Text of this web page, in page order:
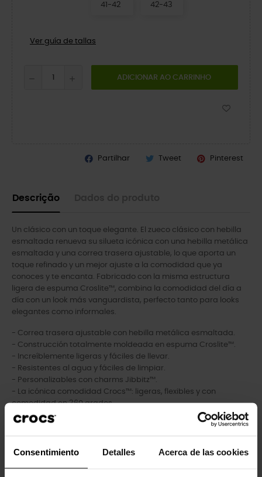
Consentimiento Detalles Acerca de las cookies
41-42 42-43
Ver guía de tallas
ADICIONAR AO CARRINHO
Partilhar Tweet Pinterest
Descrição
Un clásico con un toque elegante. El zueco clásico con hebilla
esmaltada renueva su silueta icónica con una hebilla metálica
esmaltada y una correa trasera ajustable, lo que aporta un
toque refinado y un mejor ajuste a la comodidad que ya
conoces y te encanta. Fabricado con la misma estructura
ligera de espuma Croslite™, combina la comodidad del día a
día con un look más vanguardista, perfecto tanto para looks
elegantes como informales.
- Correa trasera ajustable con hebilla metálica esmaltada.
- Construcción totalmente moldeada en espuma Croslite™.
- Increíblemente ligeras y fáciles de llevar.
- Resistentes al agua y fáciles de limpiar.
- Personalizables con charms Jibbitz™.
- La icónica comodidad Crocs™: ligeras, flexibles y con
comodidad en 360 grados.
Clientes que compraram este